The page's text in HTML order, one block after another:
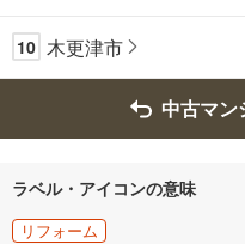
10 木更津市
中古マン
ラベル・アイコンの意味
リフォーム